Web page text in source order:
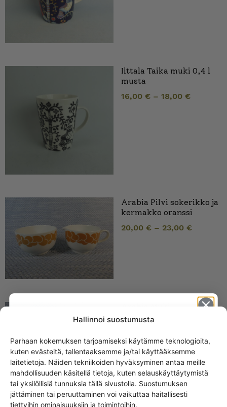
Hallinnoi suostumusta
Parhaan kokemuksen tarjoamiseksi käytämme teknologioita,
kuten evästeitä, tallentaaksemme ja/tai käyttääksemme
laitetietoja. Näiden tekniikoiden hyväksyminen antaa meille
mahdollisuuden käsitellä tietoja, kuten selauskäyttäytymistä
tai yksilöllisiä tunnuksia tällä sivustolla. Suostumuksen
jättäminen tai peruuttaminen voi vaikuttaa haitallisesti
tiettyihin ominaisuuksiin ja toimintoihin.
Iittala Taika muki 0,4 l
musta
16,00 € – 18,00 €
Arabia Pilvi sokerikko ja
kermakko oranssi
20,00 € – 23,00 €
puhalluskoriste,
AG-malli
39,00€
Get -5%
off?
Yes! I want the discount